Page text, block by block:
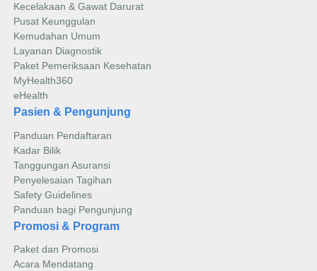
Kecelakaan & Gawat Darurat
Pusat Keunggulan
Kemudahan Umum
Layanan Diagnostik
Paket Pemeriksaan Kesehatan
MyHealth360
eHealth
Pasien & Pengunjung
Panduan Pendaftaran
Kadar Bilik
Tanggungan Asuransi
Penyelesaian Tagihan
Safety Guidelines
Panduan bagi Pengunjung
Promosi & Program
Paket dan Promosi
Acara Mendatang